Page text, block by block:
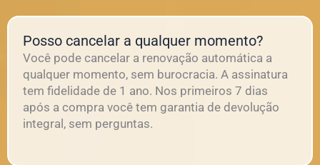
Posso cancelar a qualquer momento?
Você pode cancelar a renovação automática a
qualquer momento, sem burocracia. A assinatura
tem fidelidade de 1 ano. Nos primeiros 7 dias
após a compra você tem garantia de devolução
integral, sem perguntas.